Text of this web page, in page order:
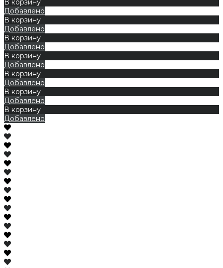
Добавлено
В корзину
Добавлено
В корзину
Добавлено
В корзину
Добавлено
В корзину
Добавлено
В корзину
Добавлено
В корзину
Добавлено